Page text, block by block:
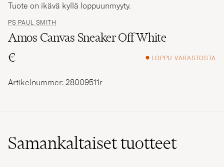
PS PAUL SMITH
Amos Canvas Sneaker Off White
€
LOPPU VARASTOSTA
Tuote on ikävä kyllä loppuunmyyty.
Artikelnummer: 28009511r
Samankaltaisettuotteet